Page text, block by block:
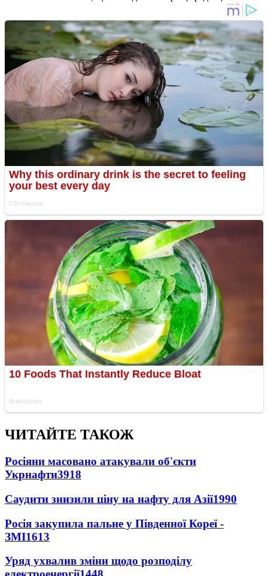
ЧИТАЙТЕ ТАКОЖ
Росіяни масовано атакували об'єкти
Укрнафти3918
Саудити знизили ціну на нафту для Азії1990
Росія закупила пальне у Південної Кореї -
ЗМІ1613
Уряд ухвалив зміни щодо розподілу